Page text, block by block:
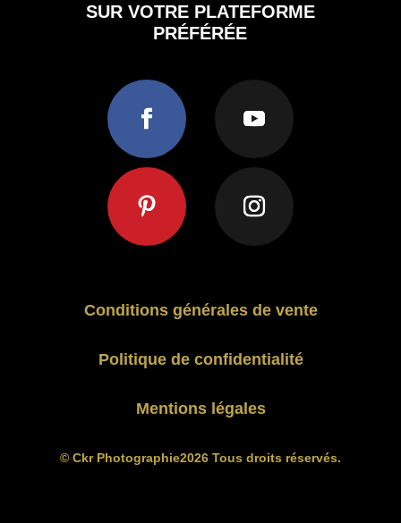
SUR VOTRE PLATEFORME
PRÉFÉRÉE
Conditions générales de vente
Politique de confidentialité
Mentions légales
© Ckr Photographie2026 Tous droits réservés.